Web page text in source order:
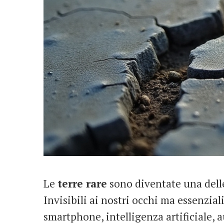
Le terre rare sono diventate una
Invisibili ai nostri occhi ma
smartphone, intelligenza artificiale,